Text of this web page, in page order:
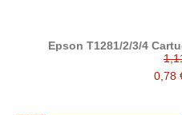
Epson T1281/2/3/4
0,78